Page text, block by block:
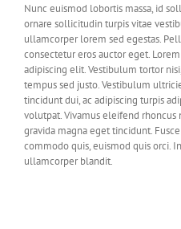
Nunc euismod lobortis massa, id
ornare sollicitudin turpis vitae
ullamcorper lorem sed egestas.
consectetur eros auctor eget.
adipiscing elit. Vestibulum tortor
tempus sed justo. Vestibulum
tincidunt dui, ac adipiscing turpis
volutpat. Vivamus eleifend
gravida magna eget tincidunt.
commodo quis, euismod quis orci.
ullamcorper blandit.